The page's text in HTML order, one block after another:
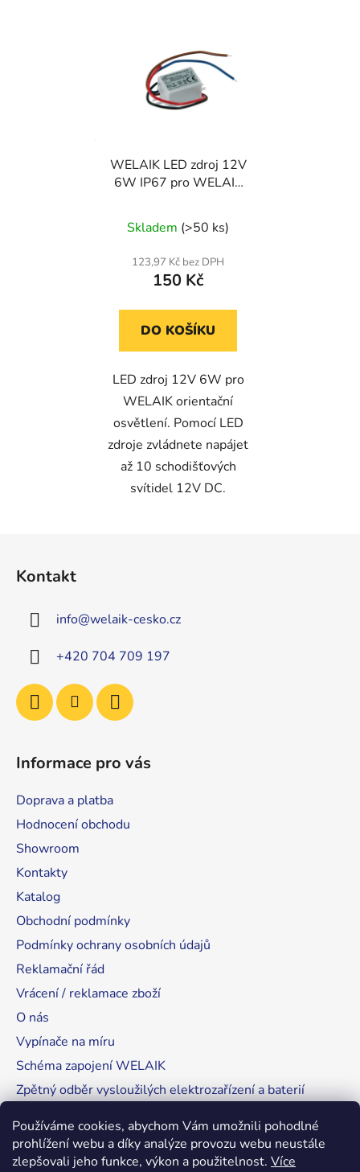
Používáme cookies, abychom Vám umožnili pohodlné
prohlížení webu a díky analýze provozu webu neustále
zlepšovali jeho funkce, výkon a použitelnost. Více
WELAIK LED zdroj 12V
6W IP67 pro WELAIK
Skladem (>50 ks)
123,97 Kč bez DPH
150 Kč
DO KOŠÍKU
LED zdroj 12V 6W pro
WELAIK orientační
osvětlení. Pomocí LED
zdroje zvládnete napájet
až 10 schodišťových
svítidel 12V DC.
Kontakt
info@welaik-cesko.cz
+420 704 709 197
Informace pro vás
Doprava a platba
Hodnocení obchodu
Showroom
Kontakty
Katalog
Obchodní podmínky
Podmínky ochrany osobních údajů
Reklamační řád
Vrácení / reklamace zboží
O nás
Vypínače na míru
Schéma zapojení WELAIK
Zpětný odběr vysloužilých elektrozařízení a baterií